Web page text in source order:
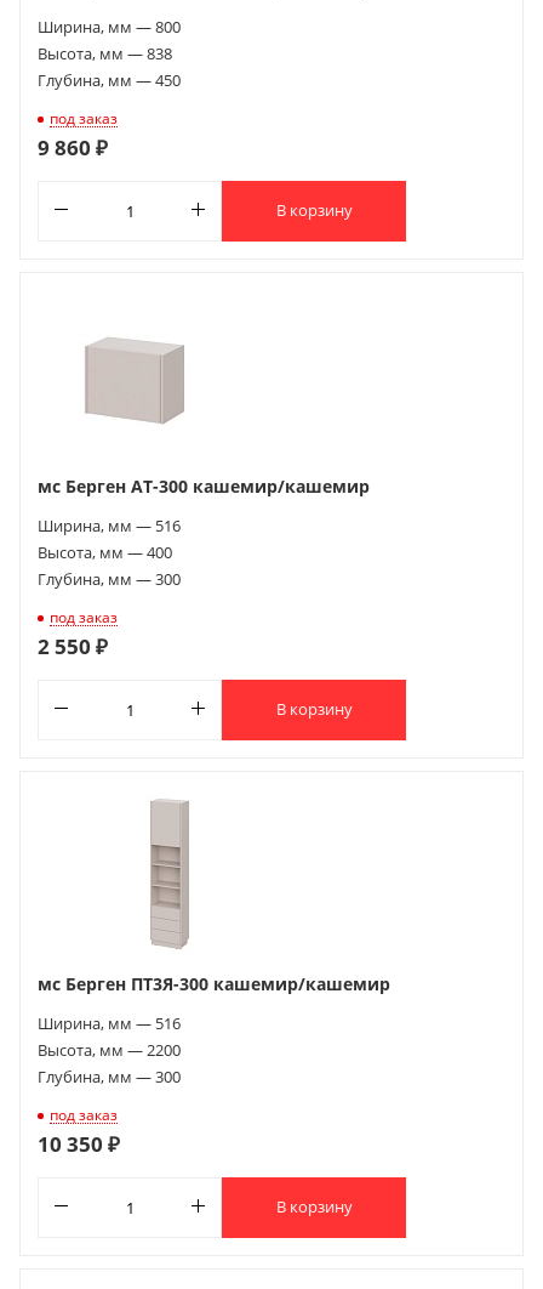
Ширина, мм — 800
Высота, мм — 838
Глубина, мм — 450
под заказ
9 860 ₽
В корзину
мс Берген АТ-300 кашемир/кашемир
Ширина, мм — 516
Высота, мм — 400
Глубина, мм — 300
под заказ
2 550 ₽
В корзину
мс Берген ПТ3Я-300 кашемир/кашемир
Ширина, мм — 516
Высота, мм — 2200
Глубина, мм — 300
под заказ
10 350 ₽
В корзину